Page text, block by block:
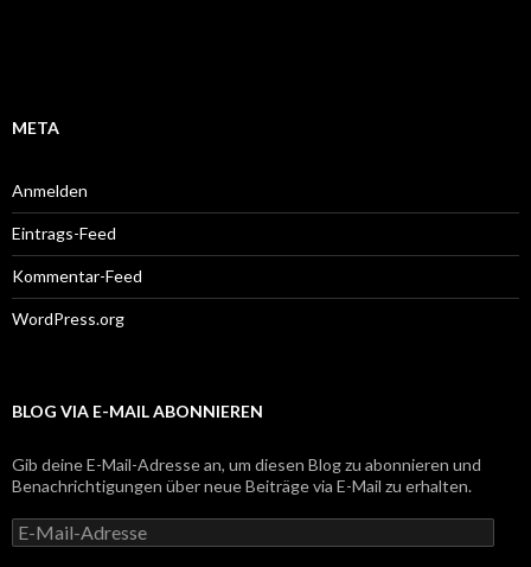
META
Anmelden
Eintrags-Feed
Kommentar-Feed
WordPress.org
BLOG VIA E-MAIL ABONNIEREN
Gib deine E-Mail-Adresse an, um diesen Blog zu abonnieren und
Benachrichtigungen über neue Beiträge via E-Mail zu erhalten.
E-
Mail-